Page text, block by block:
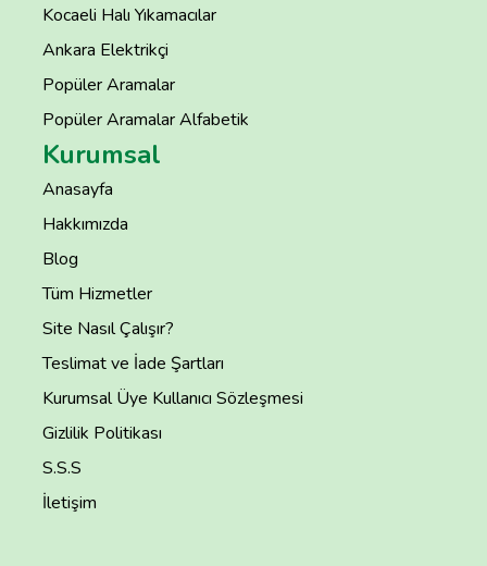
Kocaeli Halı Yıkamacılar
Ankara Elektrikçi
Popüler Aramalar
Popüler Aramalar Alfabetik
Kurumsal
Anasayfa
Hakkımızda
Blog
Tüm Hizmetler
Site Nasıl Çalışır?
Teslimat ve İade Şartları
Kurumsal Üye Kullanıcı Sözleşmesi
Gizlilik Politikası
S.S.S
İletişim